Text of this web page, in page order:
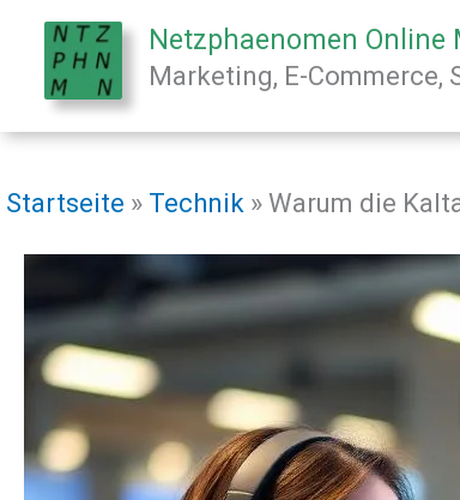
Zum
Inhalt
springen
Netzphaenomen Online
Marketing, E-Commerce,
Startseite » Technik » Warum die